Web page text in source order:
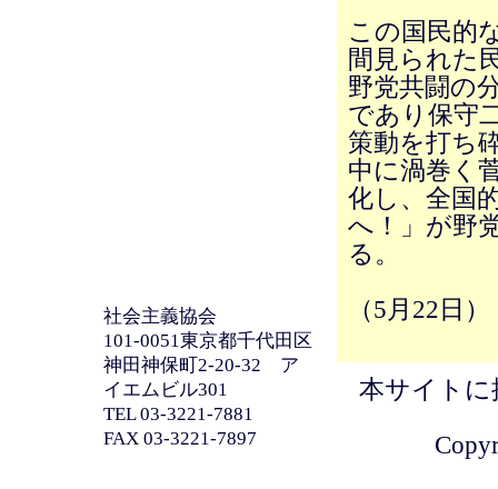
この国民的
間見られた
野党共闘の
であり保守
策動を打ち
中に渦巻く
化し、全国
へ！」が野
る。
（5月22日）
本サイトに
社会主義協会
101-0051東京都千代田区
神田神保町2-20-32 ア
イエムビル301
TEL 03-3221-7881
FAX 03-3221-7897